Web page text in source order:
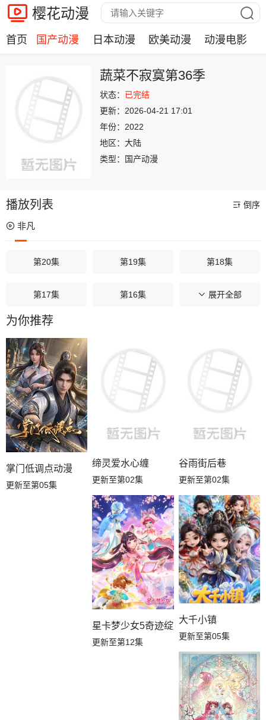
樱花动漫
首页 国产动漫 日本动漫 欧美动漫 动漫电影
蔬菜不寂寞第36季
状态： 已完结
更新： 2026-04-21 17:01
年份： 2022
地区： 大陆
类型：
国产动漫
播放列表 倒序
非凡
第20集 第19集 第18集
第17集 第16集 第15集
第14集
第11集
第08集 第07集 第06集
第05集 第04集 第03集
第01集
展开全部
为你推荐
掌门低调点动漫
更新至第05集
缔灵爱水心缠
更新至第02集
谷雨街后巷
更新至第02集
星卡梦少女5奇迹绽放
更新至第12集
大千小镇
更新至第05集